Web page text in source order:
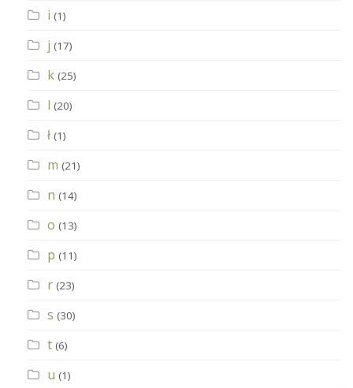
i (1)
j (17)
k (25)
l (20)
ł (1)
m (21)
n (14)
o (13)
p (11)
r (23)
s (30)
t (6)
u (1)